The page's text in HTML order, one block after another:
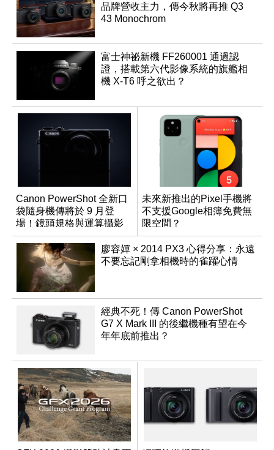
品牌營收主力，傳今秋將再推 Q3
43 Monochrom
富士神祕新機 FF260001 通過認
證，搭載第六代影像系統的旗艦相
機 X-T6 呼之欲出？
Canon PowerShot 全新口
袋隨身機傳將於 9 月登
場！鏡頭規格與運算攝影
升級成為焦點
未來新推出的Pixel手機將
不支援Google相簿免費無
限空間？
廖容嬋 × 2014 PX3 心得分享：永遠
不要忘記剛拿相機時的雀躍心情
經典不死！傳 Canon PowerShot
G7 X Mark III 的後繼機種有望在今
年年底前推出？